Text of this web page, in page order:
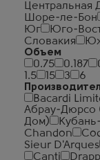
Центральная
Шоре-ле-Бон
Юг
Юго-
Словакия
Объем
0.75
0.187
1.5
15 3
6
Bacardi
Абрау-Дюрсо
Дом)
Chandon
Sieur D'Arques
Canti